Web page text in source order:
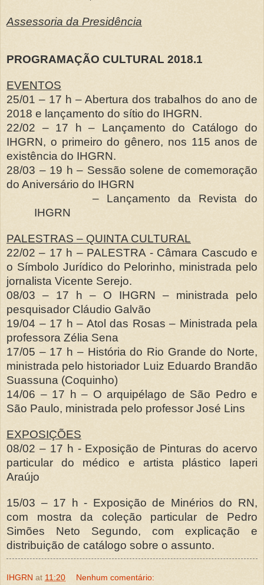
Assessoria da Presidência
PROGRAMAÇÃO CULTURAL 2018.1
EVENTOS
25/01 – 17 h – Abertura dos trabalhos do ano de
2018 e lançamento do sítio do IHGRN.
22/02 – 17 h – Lançamento do Catálogo do
IHGRN, o primeiro do gênero, nos 115 anos de
existência do IHGRN.
28/03 – 19 h – Sessão solene de comemoração
do Aniversário do IHGRN
– Lançamento da Revista do
IHGRN
PALESTRAS – QUINTA CULTURAL
22/02 – 17 h – PALESTRA - Câmara Cascudo e
o Símbolo Jurídico do Pelorinho, ministrada pelo
jornalista Vicente Serejo.
08/03 – 17 h – O IHGRN – ministrada pelo
pesquisador Cláudio Galvão
19/04 – 17 h – Atol das Rosas – Ministrada pela
professora Zélia Sena
17/05 – 17 h –História do Rio Grande do Norte,
ministrada pelo historiador Luiz Eduardo Brandão
Suassuna (Coquinho)
14/06 – 17 h – O arquipélago de São Pedro e
São Paulo, ministrada pelo professor José Lins
EXPOSIÇÕES
08/02 – 17 h - Exposição de Pinturas do acervo
particular do médico e artista plástico Iaperi
Araújo
15/03 – 17 h - Exposição de Minérios do RN,
com mostra da coleção particular de Pedro
Simões Neto Segundo, com explicação e
distribuição de catálogo sobre o assunto.
IHGRN at 11:20 Nenhum comentário: